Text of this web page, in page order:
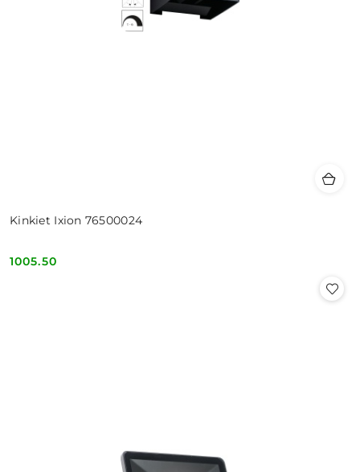
Kinkiet Ixion 76500024
Cena:
1005.50